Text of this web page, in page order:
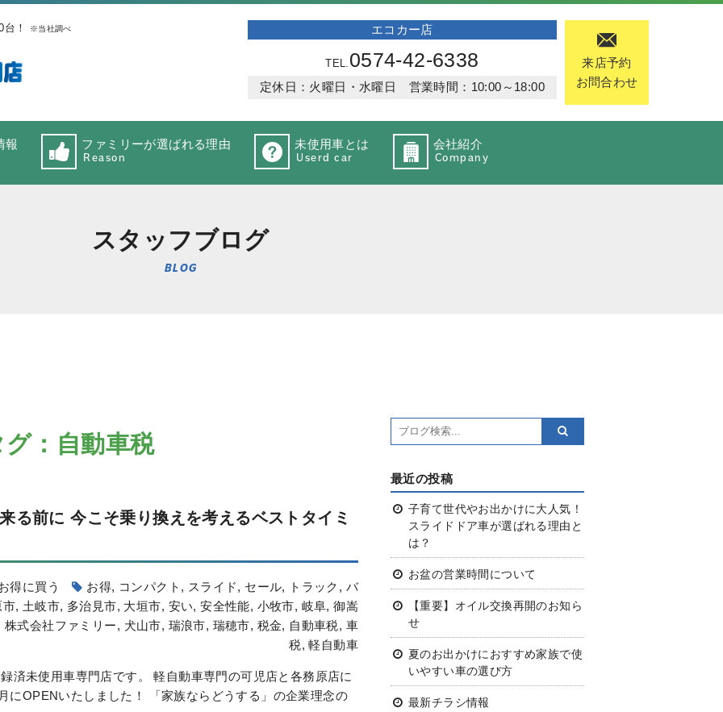
台！ ※当社調べ エコカー店
TEL. 0574-42-6338
定休日：火曜日・水曜日 営業時間：10:00～18:00
来店予約
お問合わせ
報
ファミリーが選ばれる理由
Reason
未使用車とは
Userd car
会社紹介
Company
スタッフブログ
BLOG
グ：自動車税
る前に 今こそ乗り換えを考えるベストタイミ
得に買う お得, コンパクト , スライド, セール, トラック , バ
市, 土岐市, 多治見市, 大垣市, 安い,安全性能, 小牧市, 岐阜,御嵩
株式会社ファミリー, 犬山市, 瑞浪市, 瑞穂市, 税金, 自動車税, 車
税,軽自動車
済未使用車専門店です。 軽自動車専門の可児店と各務原店に
にOPENいたしました！ 「家族ならどうする」の企業理念の
最近の投稿
子育て世代やお出かけに大人気！
スライドドア車が選ばれる理由と
は？
お盆の営業時間について
【重要】オイル交換再開のお知ら
せ
夏のお出かけにおすすめ家族で使
いやすい車の選び方
最新チラシ情報